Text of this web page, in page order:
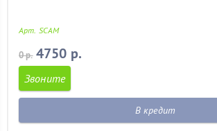
Арт. SCAM
0 р. 4750 р.
Звоните
В кредит